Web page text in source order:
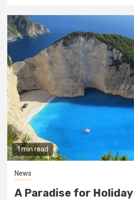
1 min read
News
A Paradise for Holiday